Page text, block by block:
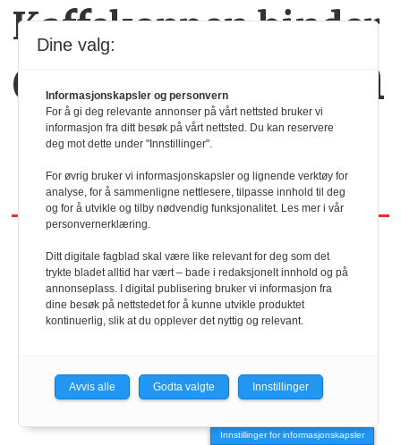
Kaffekoppen binder
dem sammen
REDAKTØR
HRmagasinet/hrmagasinet.no
Innstillinger for informasjonskapsler
Dine valg:
Informasjonskapsler og personvern
For å gi deg relevante annonser på vårt nettsted bruker vi
informasjon fra ditt besøk på vårt nettsted. Du kan reservere
deg mot dette under "Innstillinger".
For øvrig bruker vi informasjonskapsler og lignende verktøy for
analyse, for å sammenligne nettlesere, tilpasse innhold til deg
og for å utvikle og tilby nødvendig funksjonalitet. Les mer i vår
personvernerklæring.
Ditt digitale fagblad skal være like relevant for deg som det
trykte bladet alltid har vært – bade i redaksjonelt innhold og på
annonseplass. I digital publisering bruker vi informasjon fra
dine besøk på nettstedet for å kunne utvikle produktet
kontinuerlig, slik at du opplever det nyttig og relevant.
Avvis alle Godta valgte Innstillinger